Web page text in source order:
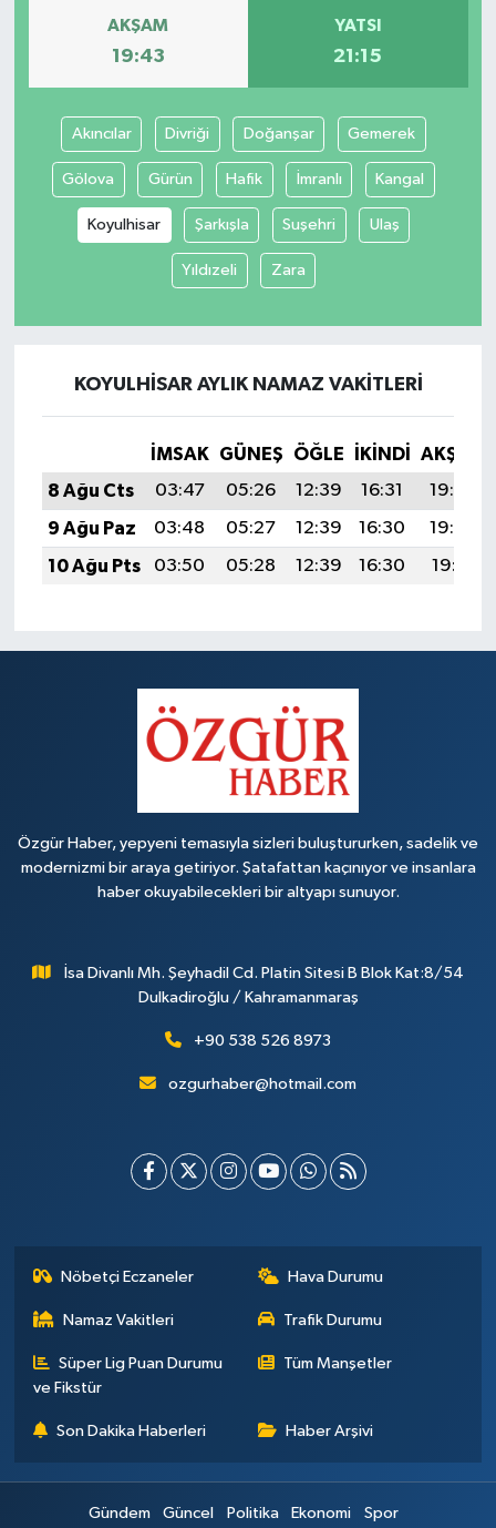
AKŞAM
19:43
YATSI
21:15
Akıncılar Divriği Doğanşar Gemerek
Gölova Gürün Hafik İmranlı Kangal
Koyulhisar Şarkışla Suşehri Ulaş
Yıldızeli Zara
KOYULHISAR AYLIK NAMAZ VAKITLERI
İMSAK GÜNEŞ ÖĞLE İKINDI
AKŞAM
8 Ağu Cts
03:47 05:26 12:39 16:31
19:43
9 Ağu Paz
03:48 05:27 12:39 16:30
19:42
10 Ağu Pts
03:50 05:28 12:39 16:30 19:41
Özgür Haber, yepyeni temasıyla sizleri buluştururken, sadelik ve
modernizmi bir araya getiriyor. Şatafattan kaçınıyor ve insanlara
haber okuyabilecekleri bir altyapı sunuyor.
İsa Divanlı Mh. Şeyhadil Cd. Platin Sitesi B Blok Kat:8/54
Dulkadiroğlu / Kahramanmaraş
+90 538 526 8973
ozgurhaber@hotmail.com
Nöbetçi Eczaneler Hava Durumu
Namaz Vakitleri Trafik Durumu
Süper Lig Puan Durumu
ve Fikstür
Tüm Manşetler
Son Dakika Haberleri Haber Arşivi
Gündem Güncel Politika Ekonomi Spor